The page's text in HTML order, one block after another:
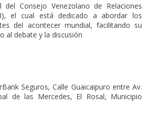
Consejo Venezolano de Relaciones
el cual está dedicado a abordar los
del acontecer mundial, facilitando su
al debate y la discusión
Seguros, Calle Guaicaipuro entre Av.
de las Mercedes, El Rosal, Municipio